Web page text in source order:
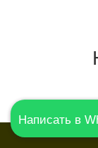
Написать в